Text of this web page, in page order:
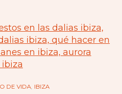
DE VIDA, IBIZA